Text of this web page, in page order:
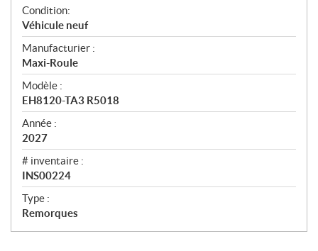
A
p
e
r
ç
u
Condition:
Véhicule neuf
Manufacturier :
Maxi-Roule
Modèle :
EH8120-TA3 R5018
Année :
2027
# inventaire :
INS00224
Type :
Remorques